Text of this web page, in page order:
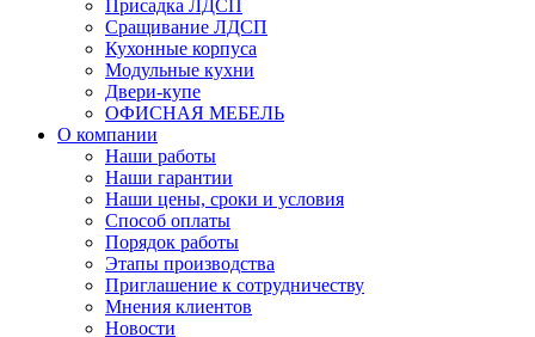
Присадка ЛДСП
Сращивание ЛДСП
Кухонные корпуса
Модульные кухни
Двери-купе
ОФИСНАЯ МЕБЕЛЬ
О компании
Наши работы
Наши гарантии
Наши цены, сроки и условия
Способ оплаты
Порядок работы
Этапы производства
Приглашение к сотрудничеству
Мнения клиентов
Новости